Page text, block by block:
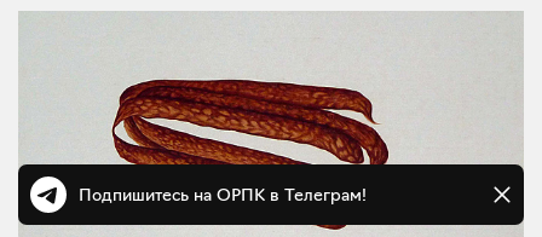
Подпишитесь на ОРПК в Телеграм!